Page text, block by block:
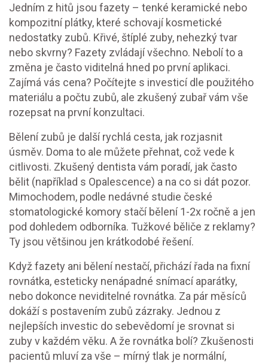
Jedním z hitů jsou fazety – tenké keramické nebo
kompozitní plátky, které schovají kosmetické
nedostatky zubů. Křivé, štíplé zuby, nehezký tvar
nebo skvrny? Fazety zvládají všechno. Nebolí to a
změna je často viditelná hned po první aplikaci.
Zajímá vás cena? Počítejte s investicí dle použitého
materiálu a počtu zubů, ale zkušený zubař vám vše
rozepsat na první konzultaci.
Bělení zubů je další rychlá cesta, jak rozjasnit
úsměv. Doma to ale můžete přehnat, což vede k
citlivosti. Zkušený dentista vám poradí, jak často
bělit (například s Opalescence) a na co si dát pozor.
Mimochodem, podle nedávné studie české
stomatologické komory stačí bělení 1-2x ročně a jen
pod dohledem odborníka. Tužkové běliče z reklamy?
Ty jsou většinou jen krátkodobé řešení.
Když fazety ani bělení nestačí, přichází řada na fixní
rovnátka, esteticky nenápadné snímací aparátky,
nebo dokonce neviditelné rovnátka. Za pár měsíců
dokáží s postavením zubů zázraky. Jednou z
nejlepších investic do sebevědomí je srovnat si
zuby v každém věku. A že rovnátka bolí? Zkušenosti
pacientů mluví za vše – mírný tlak je normální,